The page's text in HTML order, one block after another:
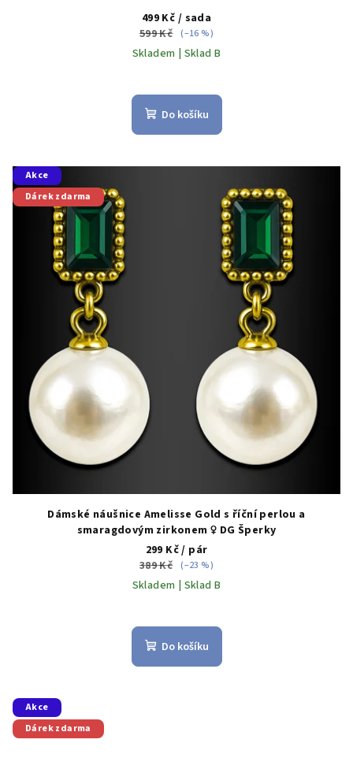
499 Kč / sada
599 Kč (–16 %)
Skladem | Sklad B
Do košíku
Akce
Dárek zdarma
Dámské náušnice Amelisse Gold s říční perlou a
smaragdovým zirkonem ♀️ DG Šperky
299 Kč/ pár
389 Kč (–23 %)
Skladem | Sklad B
Do košíku
Akce
Dárek zdarma